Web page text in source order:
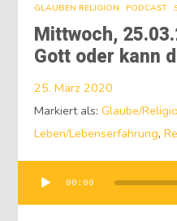
GLAUBEN RELIGION PODCAST
Mittwoch,
Gott oder kann
25. März 2020
Markiert als:Glaube/
Leben/Lebenserfahrung,
Player
00:00